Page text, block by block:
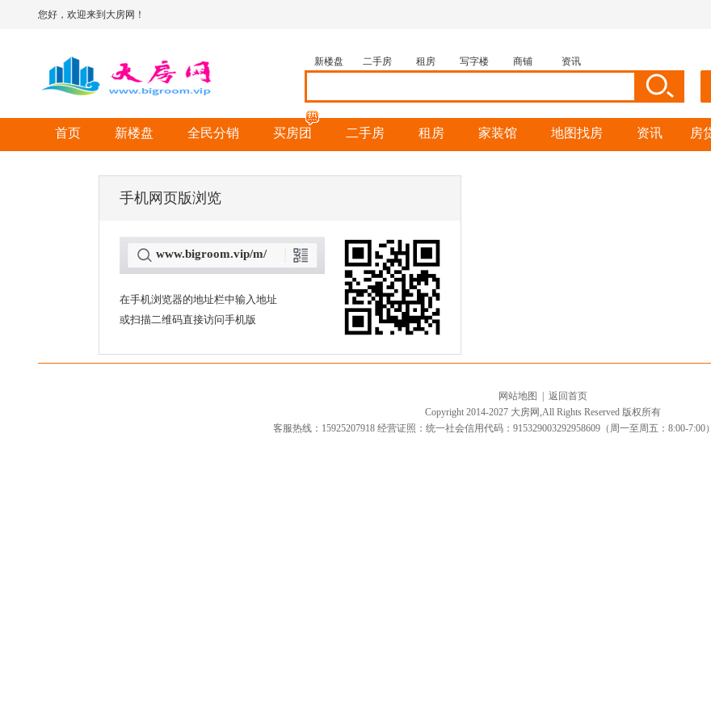
您好，欢迎来到大房网！
新楼盘 二手房 租房 写字楼 商铺 资讯
首页 新楼盘 全民分销 买房团 二手房 租房 家装馆 地图找房 资讯 房
手机网页版浏览
www.bigroom.vip/m/
在手机浏览器的地址栏中输入地址
或扫描二维码直接访问手机版
网站地图
返回首页
Copyright 2014-2027 大房网,All Rights Reserved 版权所有
客服热线：15925207918 经营证照：统一社会信用代码：915329003292958609（周一至周五：8:00-7:00）